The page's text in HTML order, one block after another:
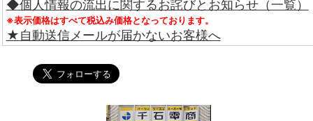
◆個人情報の流出に関するお詫びとお知らせ（一覧）
※表示価格はすべて税込み価格となっております。
★自動送信メールが届かないお客様へ